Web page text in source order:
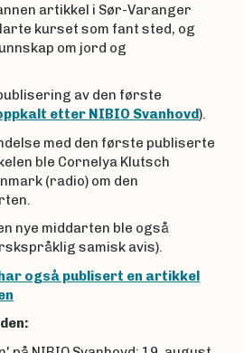
artikkel i Sør-Varanger
kurset som fant sted, og
om jord og
av den første
etter NIBIO Svanhovd).
med den første publiserte
ble Cornelya Klutsch
(radio) om den
nye middarten ble også
samisk avis).
også publisert en artikkel